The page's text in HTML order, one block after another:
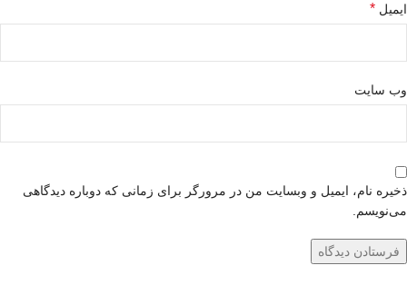
ایمیل *
وب‌ سایت
ذخیره نام، ایمیل و وبسایت من در مرورگر برای زمانی که دوباره دیدگاهی
می‌نویسم.